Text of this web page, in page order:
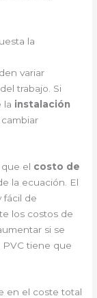
la
variar
trabajo. Si
la instalación
el costo de
la ecuación. El
fácil de
los costos de
si se
PVC tiene que
en el coste total